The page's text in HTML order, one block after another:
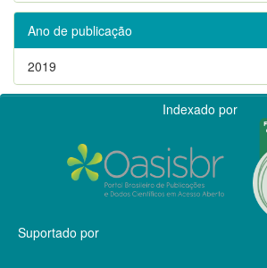
Ano de publicação
2019
Indexado por
Suportado por